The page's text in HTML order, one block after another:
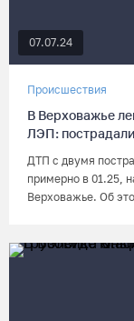
07.07.24
Происшествия
В Верховажье
ЛЭП:
ДТП с двумя
примерно в 01.25,
Верховажье. Об